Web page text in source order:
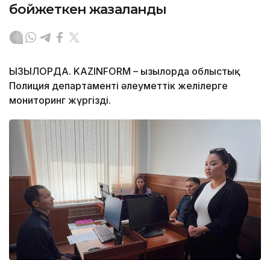
бойжеткен жазаланды
ҚЫЗЫЛОРДА. KAZINFORM – Қызылорда облыстық
Полиция департаменті әлеуметтік желілерге
мониторинг жүргізді.